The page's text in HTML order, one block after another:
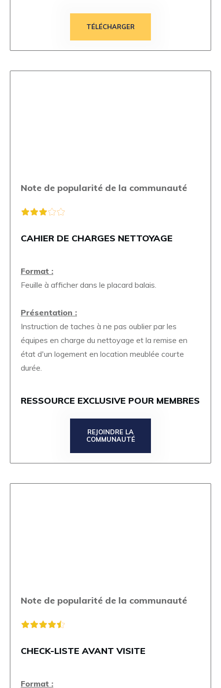
TÉLÉCHARGER
Note de popularité de la communauté
CAHIER DE CHARGES NETTOYAGE
Format :
Feuille à afficher dans le placard balais.
Présentation :
Instruction de taches à ne pas oublier par les
équipes en charge du nettoyage et la remise en
état d'un logement en location meublée courte
durée.
RESSOURCE EXCLUSIVE POUR MEMBRES
REJOINDRE LA
COMMUNAUTÉ
Note de popularité de la communauté
CHECK-LISTE AVANT VISITE
Format :